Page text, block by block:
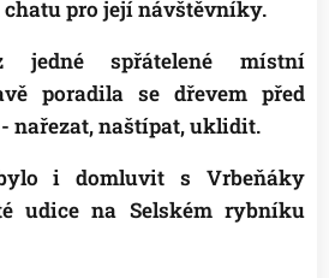
pro její návštěvníky.
spřátelené místní
poradila se dřevem před
nařezat, naštípat, uklidit.
i domluvit s Vrbeňáky
udice na Selském rybníku